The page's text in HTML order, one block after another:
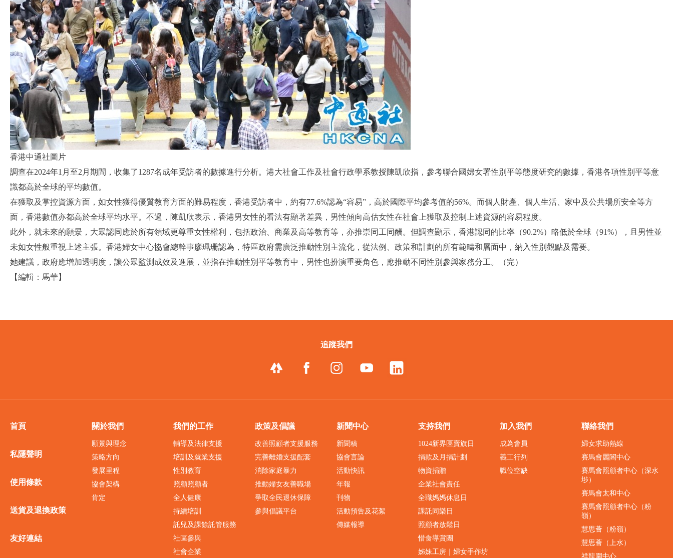
香港中通社圖片
調查在2024年1月至2月期間，收集了1287名成年受訪者的數據進行分析。港大社會工作及社會行政學系教授陳凱欣指，參考聯合國婦女署性別平等態度研究的數據，香港各項性別平等意
識都高於全球的平均數值。
在獲取及掌控資源方面，如女性獲得優質教育方面的難易程度，香港受訪者中，約有77.6%認為“容易”，高於國際平均參考值的56%。而個人財產、個人生活、家中及公共場所安全等方
面，香港數值亦都高於全球平均水平。不過，陳凱欣表示，香港男女性的看法有顯著差異，男性傾向高估女性在社會上獲取及控制上述資源的容易程度。
此外，就未來的願景，大眾認同應於所有領域更尊重女性權利，包括政治、商業及高等教育等，亦推崇同工同酬。但調查顯示，香港認同的比率（90.2%）略低於全球（91%），且男性並
未如女性般重視上述主張。香港婦女中心協會總幹事廖珮珊認為，特區政府需廣泛推動性別主流化，從法例、政策和計劃的所有範疇和層面中，納入性別觀點及需要。
她建議，政府應增加透明度，讓公眾監測成效及進展，並指在推動性別平等教育中，男性也扮演重要角色，應推動不同性別參與家務分工。（完）
【編輯：馬華】
追蹤我們
首頁
私隱聲明
使用條款
送貨及退換政策
友好連結
關於我們
願景與理念
策略方向
發展里程
協會架構
肯定
我們的工作
輔導及法律支援
培訓及就業支援
性別教育
照顧照顧者
全人健康
持續培訓
託兒及課餘託管服務
社區參與
社會企業
政策及倡議
改善照顧者支援服務
完善離婚支援配套
消除家庭暴力
推動婦女友善職場
爭取全民退休保障
參與倡議平台
新聞中心
新聞稿
協會言論
活動快訊
年報
刊物
活動預告及花絮
傳媒報導
支持我們
1024新界區賣旗日
捐款及月捐計劃
物資捐贈
企業社會責任
全職媽媽休息日
課託同樂日
照顧者放鬆日
惜食導賞團
姊妹工房｜婦女手作坊
加入我們
成為會員
義工行列
職位空缺
聯絡我們
婦女求助熱線
賽馬會麗閣中心
賽馬會照顧者中心（深水
埗）
賽馬會太和中心
賽馬會照顧者中心（粉
嶺）
慧思薈（粉嶺）
慧思薈（上水）
祥龍圍中心